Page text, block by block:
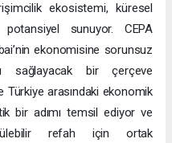
ekosistemi, küresel
sunuyor. CEPA
ekonomisine sorunsuz
sağlayacak bir çerçeve
Türkiye arasındaki ekonomik
bir adımı temsil ediyor ve
refah için ortak